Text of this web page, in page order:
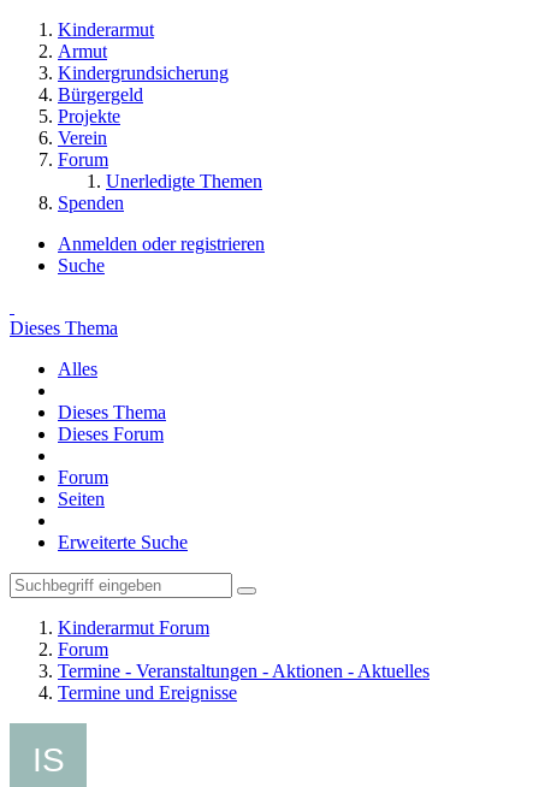
Kinderarmut
Armut
Kindergrundsicherung
Bürgergeld
Projekte
Verein
Forum
Unerledigte Themen
Spenden
Anmelden oder registrieren
Suche
Dieses Thema
Alles
Dieses Thema
Dieses Forum
Forum
Seiten
Erweiterte Suche
Kinderarmut Forum
Forum
Termine - Veranstaltungen - Aktionen - Aktuelles
Termine und Ereignisse